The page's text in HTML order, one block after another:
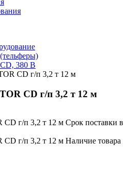
380 В
CD г/п 3,2 т 12 м
CD г/п 3,2 т 12 м
Срок поставки в
Наличие товара